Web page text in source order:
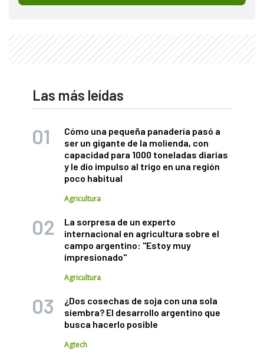
Las más leídas
Cómo una pequeña panadería pasó a
ser un gigante de la molienda, con
capacidad para 1000 toneladas diarias
y le dio impulso al trigo en una región
poco habitual
Agricultura
La sorpresa de un experto
internacional en agricultura sobre el
campo argentino: "Estoy muy
impresionado"
Agricultura
¿Dos cosechas de soja con una sola
siembra? El desarrollo argentino que
busca hacerlo posible
Agtech